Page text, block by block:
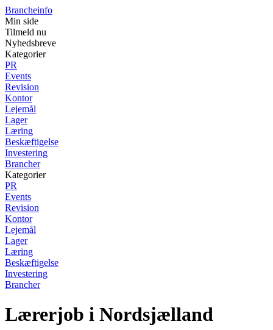
Brancheinfo
Min side
Tilmeld nu
Nyhedsbreve
Kategorier
PR
Events
Revision
Kontor
Lejemål
Lager
Læring
Beskæftigelse
Investering
Brancher
Kategorier
PR
Events
Revision
Kontor
Lejemål
Lager
Læring
Beskæftigelse
Investering
Brancher
Lærerjob i Nordsjælland